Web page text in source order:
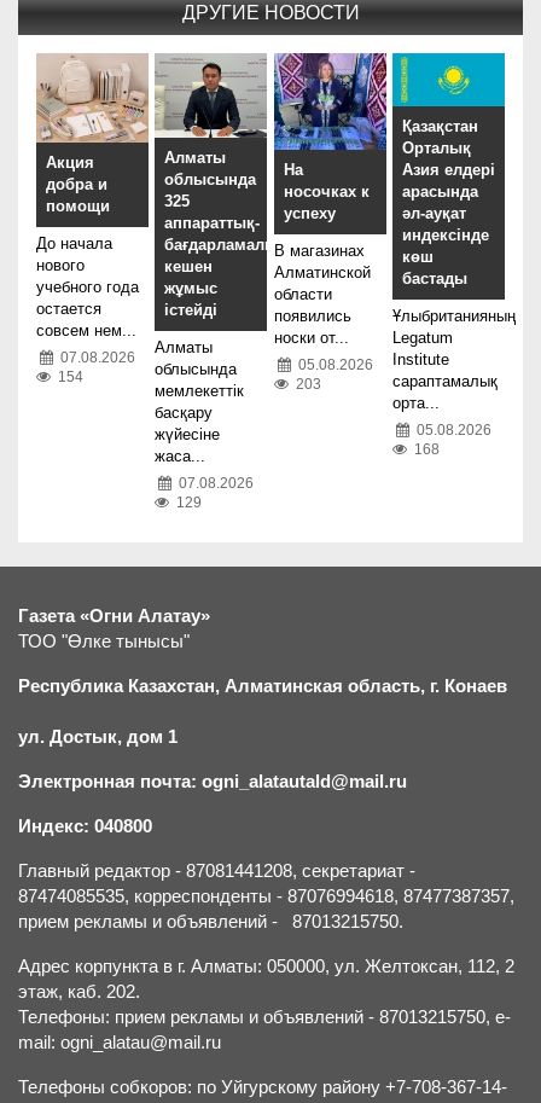
ДРУГИЕ НОВОСТИ
Акция
добра и
помощи
До начала
нового
учебного года
остается
совсем нем...
07.08.2026
154
Алматы
облысында
325
аппараттық-
бағдарламалық
кешен
жұмыс
істейді
Алматы
облысында
мемлекеттік
басқару
жүйесіне
жаса...
07.08.2026
129
На
носочках к
успеху
В магазинах
Алматинской
области
появились
носки от...
05.08.2026
203
Қазақстан
Орталық
Азия елдері
арасында
әл-ауқат
индексінде
көш
бастады
Ұлыбританияның
Legatum
Institute
сараптамалық
орта...
05.08.2026
168
Газета «Огни Алатау»
ТОО "Өлке тынысы"
Республика Казахстан, Алматинская область, г. Конаев
ул. Достык, дом 1
Электронная почта: ogni_alatautald@mail.ru
Индекс: 040800
Главный редактор - 87081441208, секретариат -
87474085535, корреспонденты - 87076994618, 87477387357,
прием рекламы и объявлений - 87013215750.
Адрес корпункта в г. Алматы: 050000, ул. Желтоксан, 112, 2
этаж, каб. 202.
Телефоны: прием рекламы и объявлений - 87013215750, e-
mail: ogni_alatau@mail.ru
Телефоны собкоров: по Уйгурскому району +7-708-367-14-